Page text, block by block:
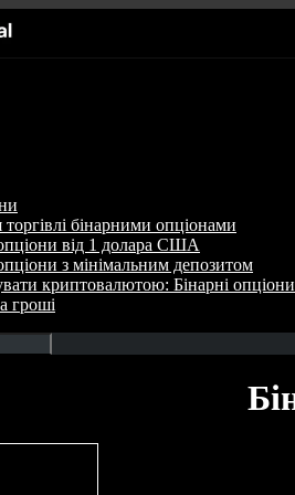
бінарними опціонами
від 1 долара США
з мінімальним депозитом
криптовалютою: Бінарні
гроші